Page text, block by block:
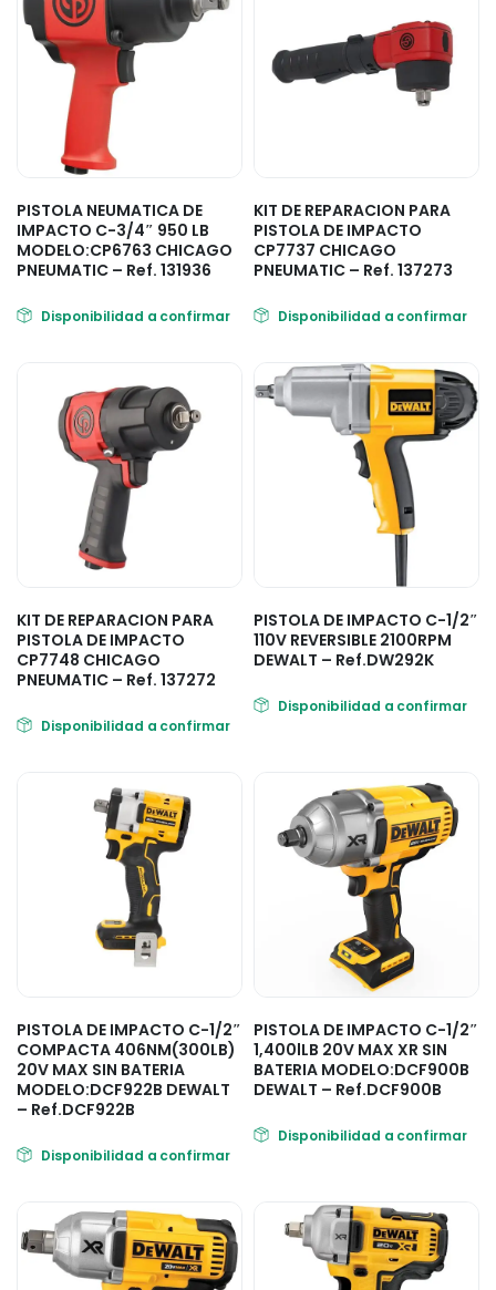
PISTOLA NEUMATICA DE
IMPACTO C-3/4″ 950 LB
MODELO:CP6763 CHICAGO
PNEUMATIC – Ref. 131936
Disponibilidad a confirmar
KIT DE REPARACION PARA
PISTOLA DE IMPACTO
CP7737 CHICAGO
PNEUMATIC – Ref. 137273
Disponibilidad a confirmar
KIT DE REPARACION PARA
PISTOLA DE IMPACTO
CP7748 CHICAGO
PNEUMATIC – Ref. 137272
Disponibilidad a confirmar
PISTOLA DE IMPACTO C-1/2″
110V REVERSIBLE 2100RPM
DEWALT – Ref.DW292K
Disponibilidad a confirmar
PISTOLA DE IMPACTO C-1/2″
COMPACTA 406NM(300LB)
20V MAX SIN BATERIA
MODELO:DCF922B DEWALT
– Ref.DCF922B
Disponibilidad a confirmar
PISTOLA DE IMPACTO C-1/2″
1,400lLB 20V MAX XR SIN
BATERIA MODELO:DCF900B
DEWALT – Ref.DCF900B
Disponibilidad a confirmar